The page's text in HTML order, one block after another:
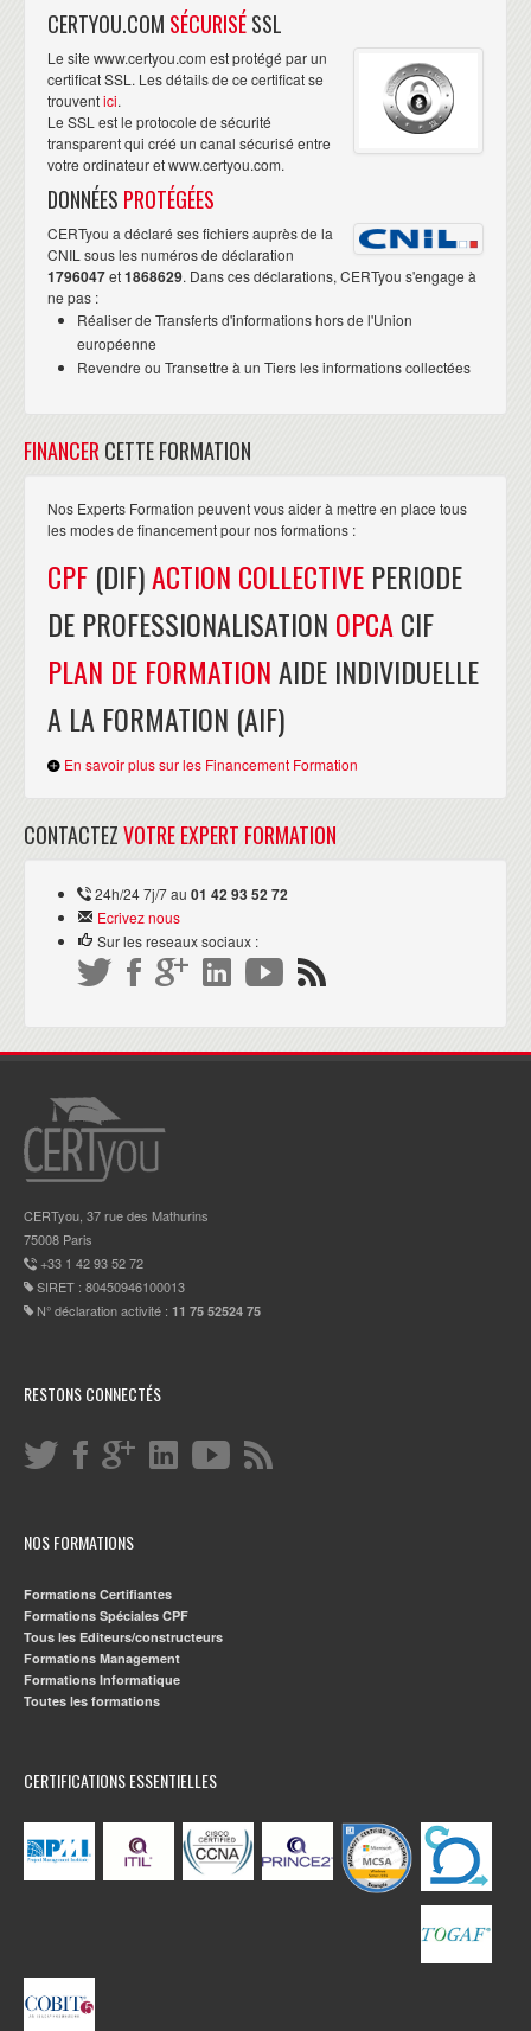
CERTYOU.COM SÉCURISÉSSL
Le site www.certyou.com est protégé par un
certificat SSL. Les détails de ce certificat se
trouventici.
Le SSL est le protocole de sécurité
transparent qui créé un canal sécurisé entre
votre ordinateur et www.certyou.com.
DONNÉES PROTÉGÉES
CERTyou a déclaré ses fichiers auprès de la
CNIL sous les numéros de déclaration
1796047et1868629. Dans ces déclarations, CERTyou s'engage à
ne pas :
Réaliser de Transferts d'informations hors de l'Union
européenne
Revendre ou Transettre à un Tiers les informations collectées
FINANCER CETTE FORMATION
Nos Experts Formation peuvent vous aider à mettre en place tous
les modes de financement pour nos formations :
CPF (DIF)ACTION COLLECTIVE PERIODE
DE PROFESSIONALISATION OPCA CIF
PLAN DE FORMATIONAIDE INDIVIDUELLE
A LA FORMATION (AIF)
En savoir plus sur les Financement Formation
CONTACTEZVOTRE EXPERT FORMATION
24h/24 7j/7 au 01 42 93 52 72
Ecrivez nous
Sur les reseaux sociaux :
CERTyou, 37 rue des Mathurins
75008 Paris
+33 1 42 93 52 72
SIRET : 80450946100013
N° déclaration activité : 11 75 52524 75
RESTONS CONNECTÉS
NOS FORMATIONS
Formations Certifiantes
Formations Spéciales CPF
Tous les Editeurs/constructeurs
Formations Management
Formations Informatique
Toutes les formations
CERTIFICATIONS ESSENTIELLES